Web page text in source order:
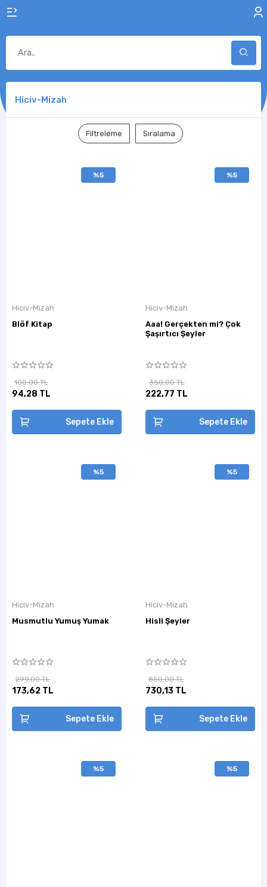
Hiciv-Mizah
Filtreleme Sıralama
%5
Hiciv-Mizah
Blöf Kitap
100,00 TL
94,28 TL
Sepete Ekle
%5
Hiciv-Mizah
Aaa! Gerçekten mi? Çok
Şaşırtıcı Şeyler
350,00 TL
222,77 TL
Sepete Ekle
%5
Hiciv-Mizah
Musmutlu Yumuş Yumak
299,00 TL
173,62 TL
Sepete Ekle
%5
Hiciv-Mizah
Hisli Şeyler
850,00 TL
730,13 TL
Sepete Ekle
%5 %5